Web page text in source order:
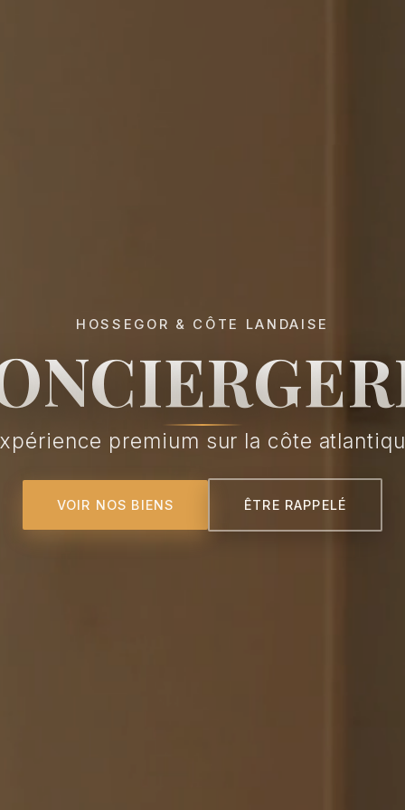
HOSSEGOR & CÔTE LANDAISE
premium sur la côte
VOIR NOS BIENS ÊTRE RAPPELÉ